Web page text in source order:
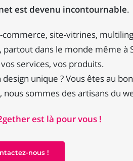
est devenu incontournable.
site-vitrines,
dans le monde même à
services, vos produits.
design unique ? Vous êtes au
sommes des artisans du
est là pour vous !
nous !